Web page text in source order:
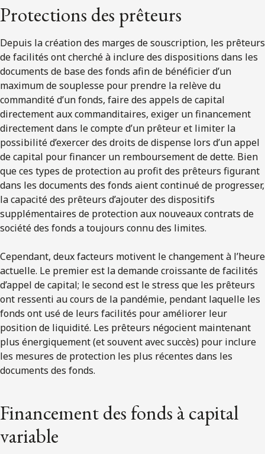
Protections des prêteurs
Depuis la création des marges de souscription, les prêteurs
de facilités ont cherché à inclure des dispositions dans les
documents de base des fonds afin de bénéficier d’un
maximum de souplesse pour prendre la relève du
commandité d’un fonds, faire des appels de capital
directement aux commanditaires, exiger un financement
directement dans le compte d’un prêteur et limiter la
possibilité d’exercer des droits de dispense lors d’un appel
de capital pour financer un remboursement de dette. Bien
que ces types de protection au profit des prêteurs figurant
dans les documents des fonds aient continué de progresser,
la capacité des prêteurs d’ajouter des dispositifs
supplémentaires de protection aux nouveaux contrats de
société des fonds a toujours connu des limites.
Cependant, deux facteurs motivent le changement à l’heure
actuelle. Le premier est la demande croissante de facilités
d’appel de capital; le second est le stress que les prêteurs
ont ressenti au cours de la pandémie, pendant laquelle les
fonds ont usé de leurs facilités pour améliorer leur
position de liquidité. Les prêteurs négocient maintenant
plus énergiquement (et souvent avec succès) pour inclure
les mesures de protection les plus récentes dans les
documents des fonds.
Financement des fonds à capital
variable